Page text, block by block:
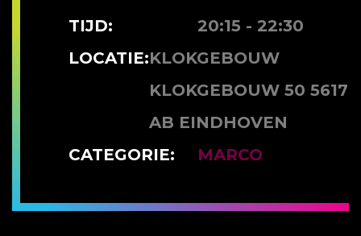
TIJD:
20:15 - 22:30
LOCATIE:KLOKGEBOUW
KLOKGEBOUW 50 5617
AB EINDHOVEN
CATEGORIE:
MARCO